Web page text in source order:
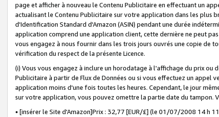
page et afficher à nouveau le Contenu Publicitaire en effectuant un
actualisant le Contenu Publicitaire sur votre application dans les plus
d'Identification Standard d'Amazon (ASIN) pendant une durée
application comprend une application client, cette dernière ne peut
vous engagez à nous fournir dans les trois jours ouvrés une copie de
vérification du respect de la présente Licence.
(i) Vous vous engagez à inclure un horodatage à l'affichage du prix
Publicitaire à partir de Flux de Données ou si vous effectuez un appel
application moins d'une fois toutes les heures. Cependant, le jour
sur votre application, vous pouvez omettre la partie date du tampon.
• [insérer le Site d'Amazon]Prix : 32,77 [EUR/£] (le 01/07/2008 14 h